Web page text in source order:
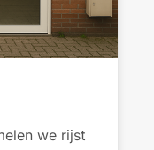
we rijst